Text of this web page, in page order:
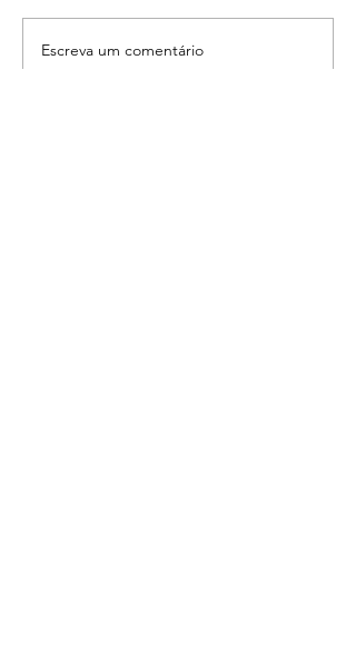
Pai, Filho,
Escreva um comentário